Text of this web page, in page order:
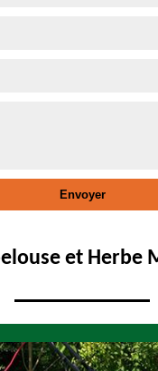
et Herbe